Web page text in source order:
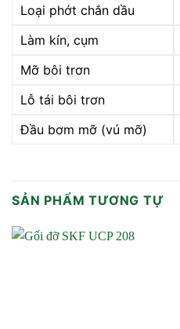
Loại phớt chắn dầu
Làm kín, cụm
Mỡ bôi trơn
Lỗ tái bôi trơn
Đầu bơm mỡ (vú mỡ)
SẢN PHẨM TƯƠNG TỰ